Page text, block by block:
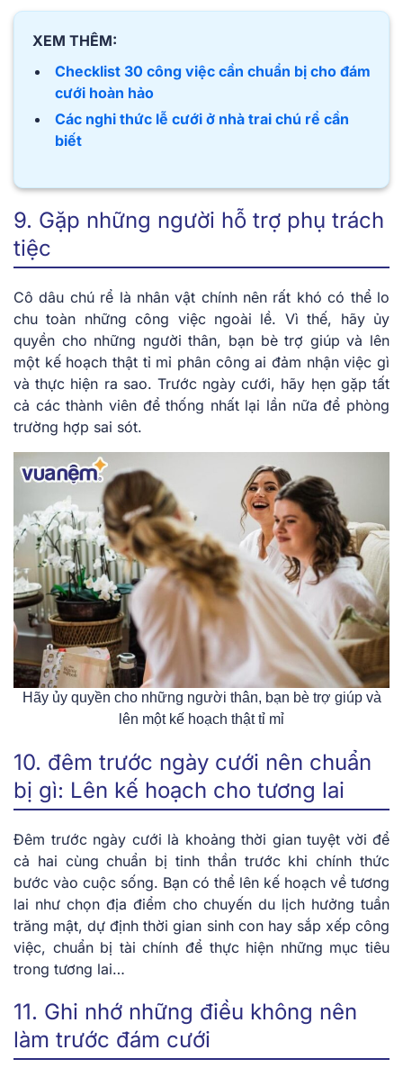
XEM THÊM:
Checklist 30 công việc cần chuẩn bị cho đám
cưới hoàn hảo
Các nghi thức lễ cưới ở nhà trai chú rể cần
biết
9. Gặp những người hỗ trợ phụ trách
tiệc
Cô dâu chú rể là nhân vật chính nên rất khó có thể lo
chu toàn những công việc ngoài lề. Vì thế, hãy ủy
quyền cho những người thân, bạn bè trợ giúp và lên
một kế hoạch thật tỉ mỉ phân công ai đảm nhận việc gì
và thực hiện ra sao. Trước ngày cưới, hãy hẹn gặp tất
cả các thành viên để thống nhất lại lần nữa để phòng
trường hợp sai sót.
Hãy ủy quyền cho những người thân, bạn bè trợ giúp và
lên một kế hoạch thật tỉ mỉ
10. đêm trước ngày cưới nên chuẩn
bị gì: Lên kế hoạch cho tương lai
Đêm trước ngày cưới là khoảng thời gian tuyệt vời để
cả hai cùng chuẩn bị tinh thần trước khi chính thức
bước vào cuộc sống. Bạn có thể lên kế hoạch về tương
lai như chọn địa điểm cho chuyến du lịch hưởng tuần
trăng mật, dự định thời gian sinh con hay sắp xếp công
việc, chuẩn bị tài chính để thực hiện những mục tiêu
trong tương lai…
11. Ghi nhớ những điều không nên
làm trước đám cưới